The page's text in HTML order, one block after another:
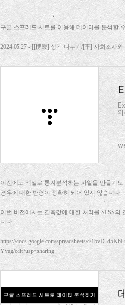
구글 스프레드 시트를 이용해 데이터를 분석할
2024.05.27 - [[楞嚴] 생각 나누기/[平] 사회조사
위
이전에도 엑셀로 통계분석하는 파일을 만들기
경우에 대한 반영이 정확히 되어 있지 않습니다.
이번 버전에서는 결측값에 대한 처리를 SPSS의
니다.
https://docs.google.com/spreadsheets/d/
Yyag/edit?usp=sharing